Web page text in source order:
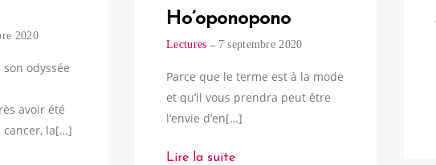
2020
odyssée
avoir été
cancer, la[…]
Ho’oponopono
Lectures 7 septembre 2020
Parce que le terme est à la mode
et qu’il vous prendra peut être
l’envie d’en[…]
Lire la suite